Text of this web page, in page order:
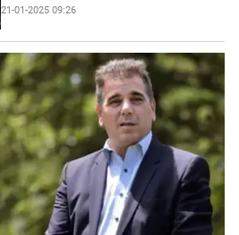
21-01-2025 09:26